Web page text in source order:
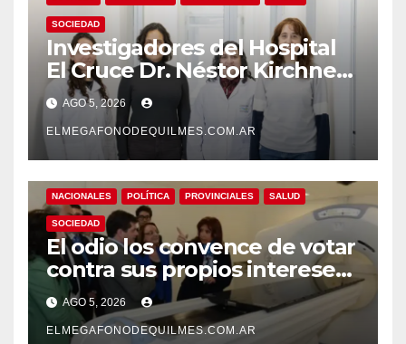
SOCIEDAD
Investigadores del Hospital
El Cruce Dr. Néstor Kirchner
desarrollan un estudio
pionero sobre el
envejecimiento cerebral y las
demencias
AGO 5, 2026
ELMEGAFONODEQUILMES.COM.AR
NACIONALES POLÍTICA PROVINCIALES SALUD
SOCIEDAD
El odio los convence de votar
contra sus propios intereses.
Una Sociedad atrapada en la
grieta
AGO 5, 2026
ELMEGAFONODEQUILMES.COM.AR